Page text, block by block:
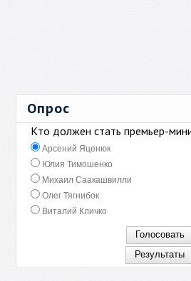
Опрос
Кто должен стать премьер-
Арсений Яценюк
Юлия Тимошенко
Михаил Саакашвилли
Олег Тягнибок
Виталий Кличко